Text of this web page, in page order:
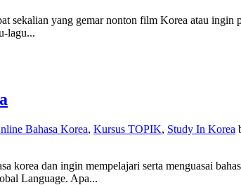
sekalian yang gemar nonton film Korea atau ingin
lagu...
Bahasa Korea, Kursus TOPIK, Study In Korea
dan ingin mempelajari serta menguasai
Language. Apa...